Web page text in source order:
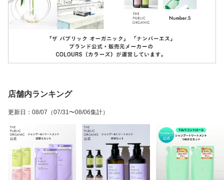
店舗内ランキング
更新日 ： 08/07 （07/31〜08/06集計）